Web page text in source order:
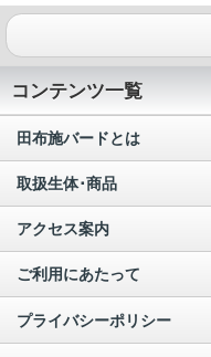
コンテンツ一覧
田布施バードとは
取扱生体･商品
アクセス案内
ご利用にあたって
プライバシーポリシー